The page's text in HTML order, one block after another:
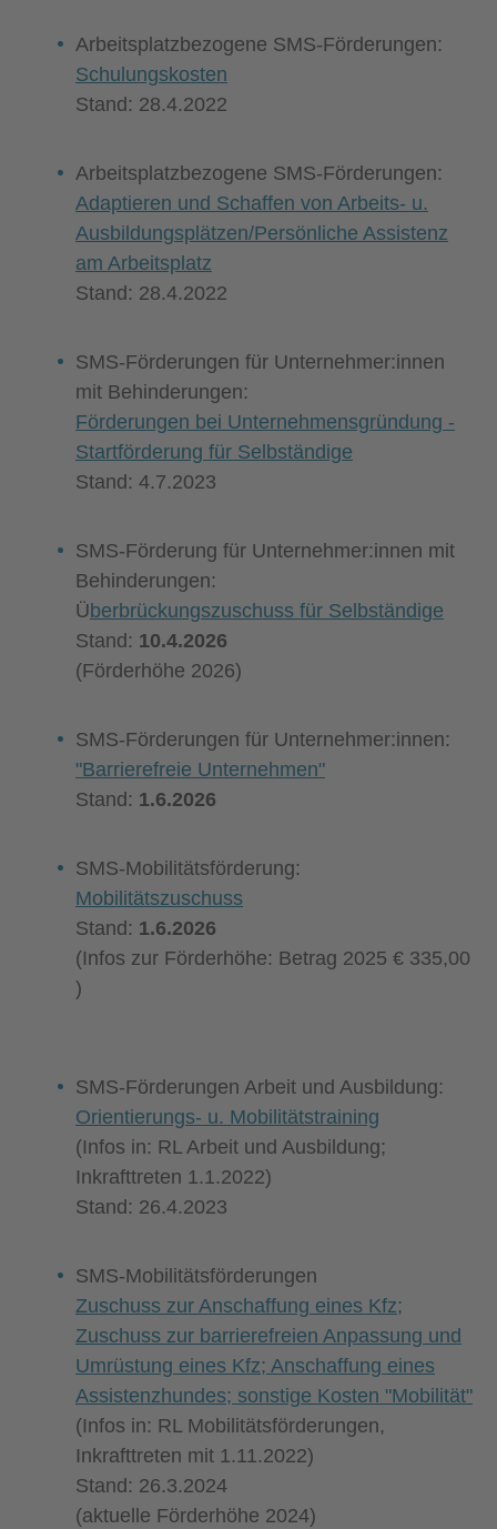
Arbeitsplatzbezogene SMS-Förderungen:
Schulungskosten
Stand: 28.4.2022
Arbeitsplatzbezogene SMS-Förderungen:
Adaptieren und Schaffen von Arbeits- u.
Ausbildungsplätzen/Persönliche Assistenz
am Arbeitsplatz
Stand: 28.4.2022
SMS-Förderungen für Unternehmer:innen
mit Behinderungen:
Förderungen bei Unternehmensgründung -
Startförderung für Selbständige
Stand: 4.7.2023
SMS-Förderung für Unternehmer:innen mit
Behinderungen:
Ü berbrückungszuschuss für Selbständige
Stand: 10.4.2026
(Förderhöhe 2026)
SMS-Förderungen für Unternehmer:innen:
"Barrierefreie Unternehmen"
Stand: 1.6.2026
SMS-Mobilitätsförderung:
Mobilitätszuschuss
Stand: 1.6.2026
(Infos zur Förderhöhe: Betrag 2025 € 335,00
)
SMS-Förderungen Arbeit und Ausbildung:
Orientierungs- u. Mobilitätstraining
(Infos in: RL Arbeit und Ausbildung;
Inkrafttreten 1.1.2022)
Stand: 26.4.2023
SMS-Mobilitätsförderungen
Zuschuss zur Anschaffung eines Kfz;
Zuschuss zur barrierefreien Anpassung und
Umrüstung eines Kfz; Anschaffung eines
Assistenzhundes; sonstige Kosten "Mobilität"
(Infos in: RL Mobilitätsförderungen,
Inkrafttreten mit 1.11.2022)
Stand: 26.3.2024
(aktuelle Förderhöhe 2024)